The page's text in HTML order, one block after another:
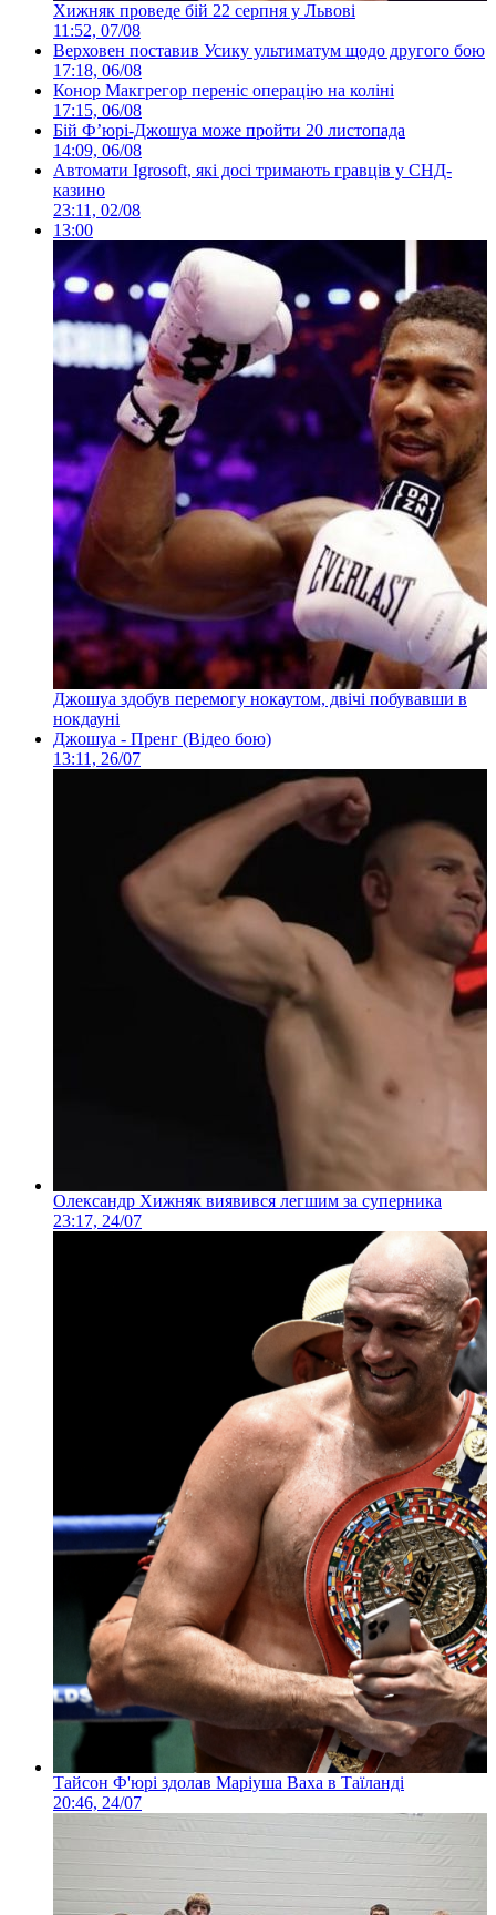
Хижняк проведе бій 22 серпня у Львові
11:52, 07/08
Верховен поставив Усику ультиматум щодо другого бою
17:18, 06/08
Конор Макгрегор переніс операцію на коліні
17:15, 06/08
Бій Ф’юрі-Джошуа може пройти 20 листопада
14:09, 06/08
Автомати Igrosoft, які досі тримають гравців у СНД-
казино
23:11, 02/08
13:00
Джошуа здобув перемогу нокаутом, двічі побувавши в
нокдауні
Джошуа - Пренг (Відео бою)
13:11, 26/07
Олександр Хижняк виявився легшим за суперника
23:17, 24/07
Тайсон Ф'юрі здолав Маріуша Ваха в Таїланді
20:46, 24/07